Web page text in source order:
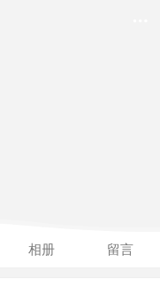
相册 留言